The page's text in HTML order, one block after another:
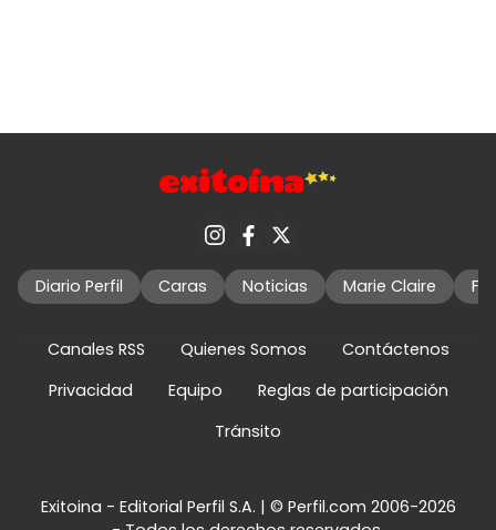
Diario Perfil Caras Noticias Marie Claire
Canales RSS Quienes Somos
Contáctenos
Privacidad
Equipo
Reglas de participación
Tránsito
Exitoina - Editorial Perfil S.A. | © Perfil.com 2006-2026